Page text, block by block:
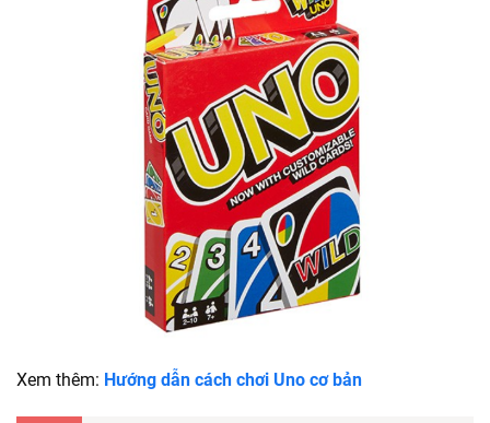
Xem thêm: Hướng dẫn cách chơi Uno cơ bản